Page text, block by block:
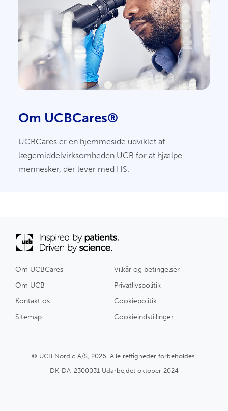
Om UCBCares®
UCBCares er en hjemmeside udviklet af
lægemiddelvirksomheden UCB for at hjælpe
mennesker, der lever med HS.
Om UCBCares
Om UCB
Kontakt os
Sitemap
Vilkår og betingelser
Privatlivspolitik
Cookiepolitik
Cookieindstillinger
© UCB Nordic A/S, 2026. Alle rettigheder forbeholdes.
DK-DA-2300031 Udarbejdet oktober 2024